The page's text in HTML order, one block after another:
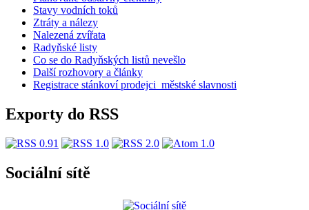
Stavy vodních toků
Ztráty a nálezy
Nalezená zvířata
Radyňské listy
Co se do Radyňských listů nevešlo
Další rozhovory a články
Registrace stánkoví prodejci_městské slavnosti
Exporty do RSS
Sociální sítě